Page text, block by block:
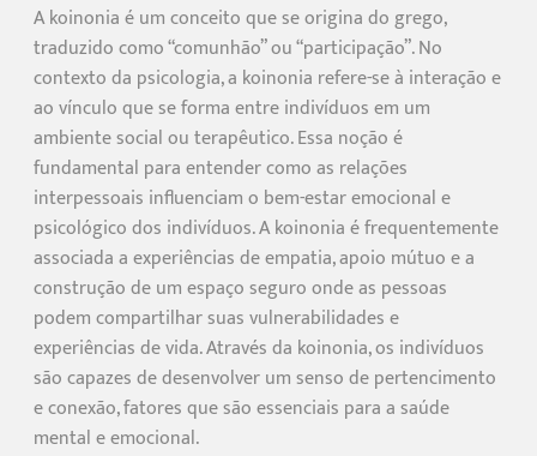
A koinonia é um conceito que se origina do grego,
traduzido como “comunhão” ou “participação”. No
contexto da psicologia, a koinonia refere-se à interação e
ao vínculo que se forma entre indivíduos em um
ambiente social ou terapêutico. Essa noção é
fundamental para entender como as relações
interpessoais influenciam o bem-estar emocional e
psicológico dos indivíduos. A koinonia é frequentemente
associada a experiências de empatia, apoio mútuo e a
construção de um espaço seguro onde as pessoas
podem compartilhar suas vulnerabilidades e
experiências de vida. Através da koinonia, os indivíduos
são capazes de desenvolver um senso de pertencimento
e conexão, fatores que são essenciais para a saúde
mental e emocional.